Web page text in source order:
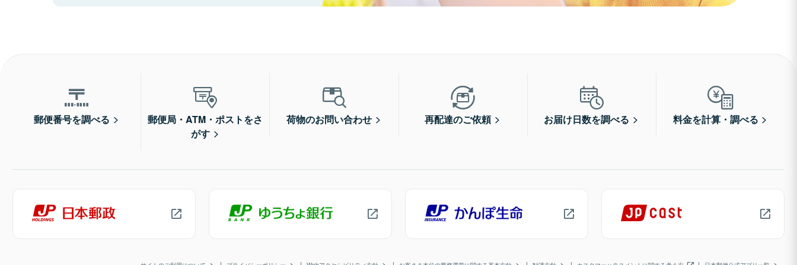
郵便番号を調べる
郵便局・ATM・ポストをさ
がす
荷物のお問い合わせ 再配達のご依頼 お届け日数を調べる 料金を計算・調べる